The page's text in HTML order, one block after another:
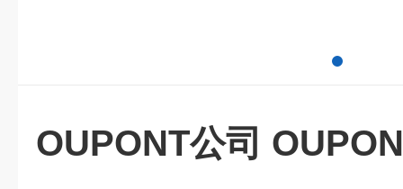
OUPONT公司